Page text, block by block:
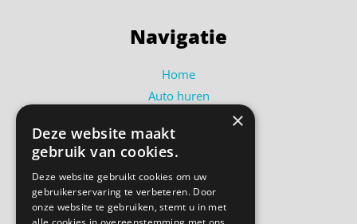
Navigatie
Home
Auto huren
Shortlease
Over ons
Contact
Bel ons
×
Deze website maakt
gebruik van cookies.
Deze website gebruikt cookies om uw
gebruikerservaring te verbeteren. Door
onze website te gebruiken, stemt u in met